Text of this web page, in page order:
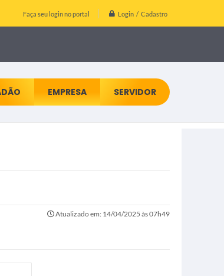
Faça seu login no portal Login / Cadastro
EMPRESA SERVIDOR
Atualizado em: 14/04/2025 às 07h49